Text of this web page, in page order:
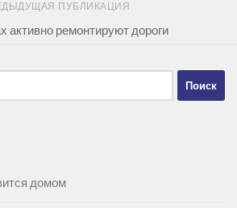
ПУБЛИКАЦИЯ
активно ремонтируют дороги
домом